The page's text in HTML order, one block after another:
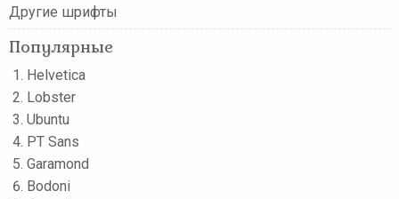
Другие шрифты
Популярные
Helvetica
Lobster
Ubuntu
PT Sans
Garamond
Bodoni